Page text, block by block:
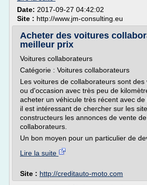
Date: 2017-09-27 04:42:02
Site : http://www.jm-consulting.eu
Acheter des voitures
meilleur prix
Voitures collaborateurs
Catégorie : Voitures collaborateurs
Les voitures de collaborateurs sont des
ou d'occasion avec très peu de
acheter un véhicule très récent avec de
il est intéressant de chercher sur les
constructeurs les annonces de vente
collaborateurs.
Un bon moyen pour un particulier de
Lire la suite
Site : http://creditauto-moto.com